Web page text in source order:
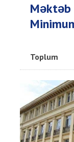
Məktəb
Toplum